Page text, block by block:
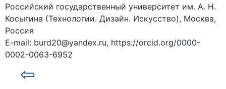
Российский государственный университет им. А. Н.
Косыгина (Технологии. Дизайн. Искусство), Москва,
Россия
E-mail: burd20@yandex.ru, https://orcid.org/0000-
0002-0063-6952
⇦